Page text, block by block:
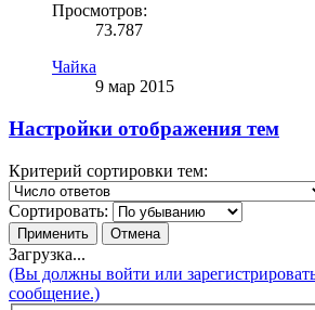
Просмотров:
73.787
Чайка
9 мар 2015
Настройки отображения тем
Критерий сортировки тем:
Сортировать:
Загрузка...
(Вы должны войти или
сообщение.)